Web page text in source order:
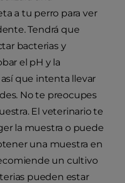
a tu perro para ver
Tendrá que
bacterias y
el pH y la
que intenta llevar
No te preocupes
El veterinario te
la muestra o puede
una muestra en
un cultivo
pueden estar